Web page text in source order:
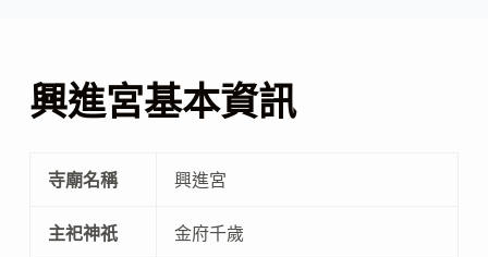
興進宮基本資訊
寺廟名稱 興進宮
主祀神祇 金府千歲